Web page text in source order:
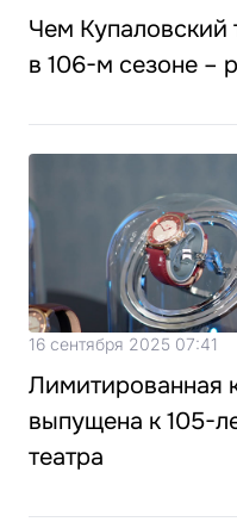
Чем Купаловский
в 106-м сезоне –
16 сентября 2025 07:41
Лимитированная
выпущена к 105-
театра